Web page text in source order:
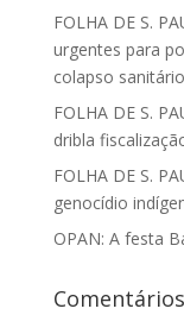
FOLHA DE S.
urgentes para
colapso sanitário
FOLHA DE S.
dribla
FOLHA DE S.
genocídio
OPAN: A festa
Comentários